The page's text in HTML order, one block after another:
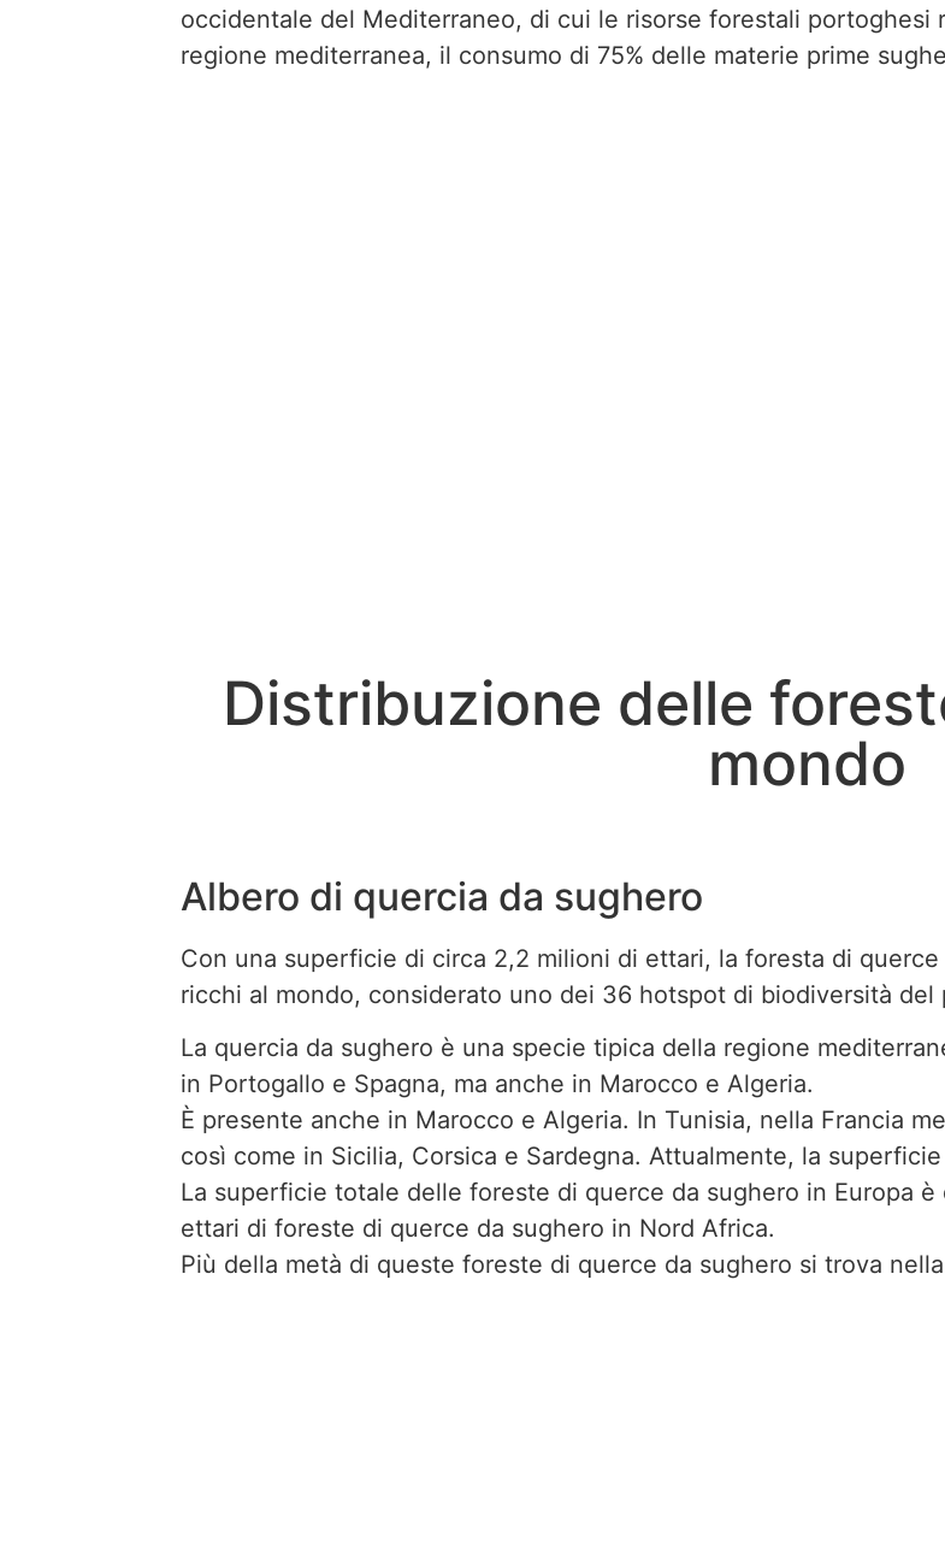
occidentale del Mediterraneo, di cui le risorse forestali portoghesi
regione mediterranea, il consumo di 75% delle materie prime
Distribuzione delle
mondo
Albero di quercia da sughero
Con una superficie di circa 2,2 milioni di ettari, la foresta di
ricchi al mondo, considerato uno dei 36 hotspot di biodiversità del
La quercia da sughero è una specie tipica della regione
in Portogallo e Spagna, ma anche in Marocco e Algeria.
È presente anche in Marocco e Algeria. In Tunisia, nella Francia
così come in Sicilia, Corsica e Sardegna. Attualmente, la
La superficie totale delle foreste di querce da sughero in Europa
ettari di foreste di querce da sughero in Nord Africa.
Più della metà di queste foreste di querce da sughero si trova